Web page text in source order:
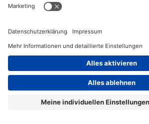
2026 © KOMPETENZ-online
OFFENLEGUNG IMPRESSUM